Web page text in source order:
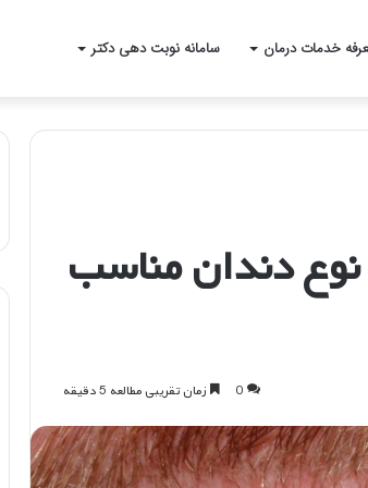
خدمات درمان سامانه نوبت دهی دکتر
نوع دندان مناسب
0 زمان تقریبی مطالعه 5 دقیقه